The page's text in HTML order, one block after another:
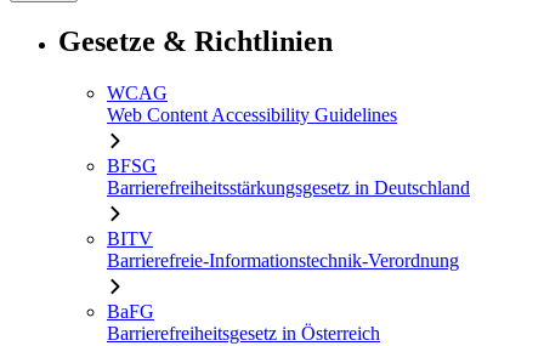
Gesetze & Richtlinien
WCAG
Web Content Accessibility Guidelines
BFSG
Barrierefreiheitsstärkungsgesetz in Deutschland
BITV
Barrierefreie-Informationstechnik-Verordnung
BaFG
Barrierefreiheitsgesetz in Österreich